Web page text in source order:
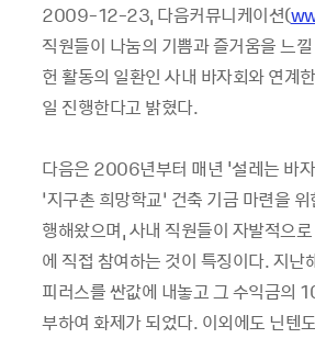
2009-12-23, 다음커뮤니케이션(
직원들이 나눔의 기쁨과 즐거움을 느
헌 활동의 일환인 사내 바자회와 연계
일 진행한다고 밝혔다.
다음은 2006년부터 매년 '설레는 바
‘지구촌 희망학교’ 건축 기금 마련을
행해왔으며, 사내 직원들이 자발적으
에 직접 참여하는 것이 특징이다. 지난
피러스를 싼값에 내놓고 그 수익금의
부하여 화제가 되었다. 이외에도 닌텐